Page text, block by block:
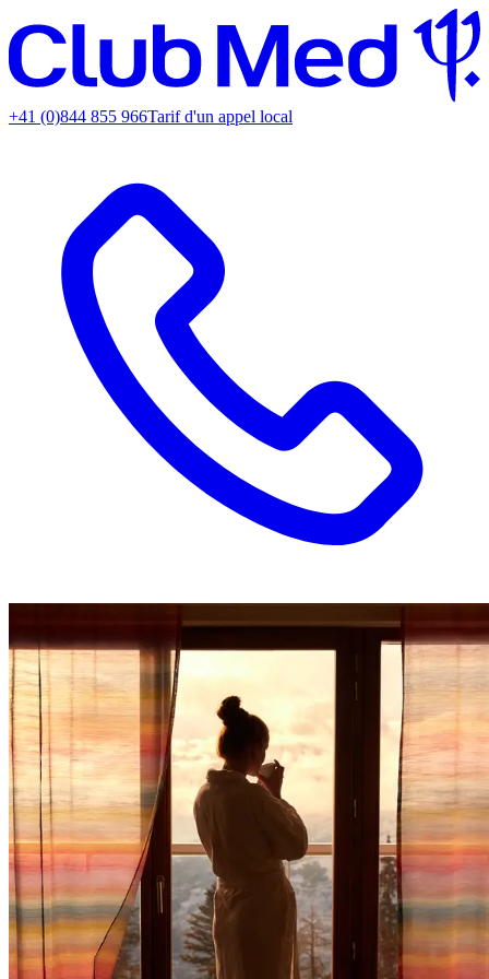
+41 (0)844 855 966Tarif d'un appel local